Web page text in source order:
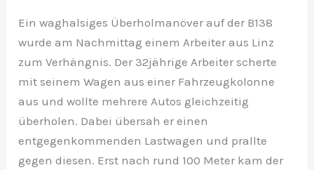
Ein waghalsiges Überholmanöver auf der B138
wurde am Nachmittag einem Arbeiter aus Linz
zum Verhängnis. Der 32jährige Arbeiter scherte
mit seinem Wagen aus einer Fahrzeugkolonne
aus und wollte mehrere Autos gleichzeitig
überholen. Dabei übersah er einen
entgegenkommenden Lastwagen und prallte
gegen diesen. Erst nach rund 100 Meter kam der